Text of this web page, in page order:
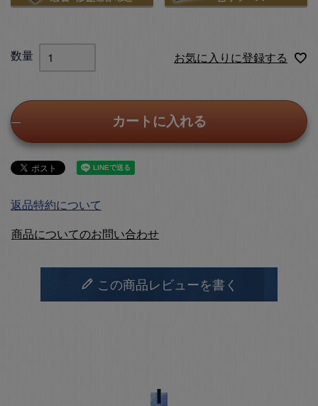
お気に入りに登録する
カートに入れる
返品特約について
商品についてのお問い合わせ
この商品レビューを書く